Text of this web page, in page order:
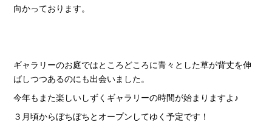
向かっております。
ギャラリーのお庭ではところどころに青々とした草が背丈を伸
ばしつつあるのにも出会いました。
今年もまた楽しいしずくギャラリーの時間が始まりますよ♪
３月頃からぼちぼちとオープンしてゆく予定です！